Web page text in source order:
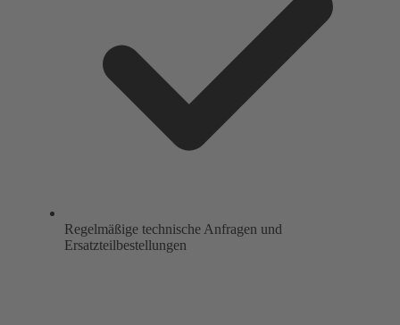
Regelmäßige technische Anfragen und
Ersatzteilbestellungen